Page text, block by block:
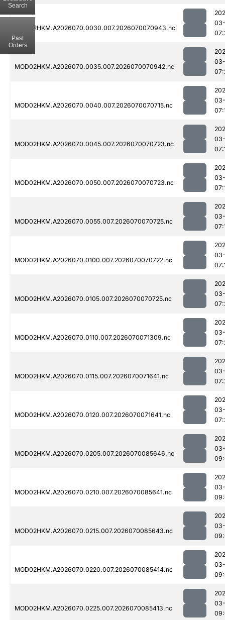
MOD02HKM.A2026070.0030.007.2026070070943.nc
03-
MOD02HKM.A2026070.0035.007.2026070070942.nc
03-
MOD02HKM.A2026070.0040.007.2026070070715.nc
03-
MOD02HKM.A2026070.0045.007.2026070070723.nc
03-
MOD02HKM.A2026070.0050.007.2026070070723.nc
03-
MOD02HKM.A2026070.0055.007.2026070070725.nc
03-
MOD02HKM.A2026070.0100.007.2026070070722.nc
03-
MOD02HKM.A2026070.0105.007.2026070070725.nc
03-
MOD02HKM.A2026070.0110.007.2026070071309.nc
03-
MOD02HKM.A2026070.0115.007.2026070071641.nc
03-
MOD02HKM.A2026070.0120.007.2026070071641.nc
03-
MOD02HKM.A2026070.0205.007.2026070085646.nc
03-
MOD02HKM.A2026070.0210.007.2026070085641.nc
03-
MOD02HKM.A2026070.0215.007.2026070085643.nc
03-
MOD02HKM.A2026070.0220.007.2026070085414.nc
03-
MOD02HKM.A2026070.0225.007.2026070085413.nc
03-
Search
Past
Orders